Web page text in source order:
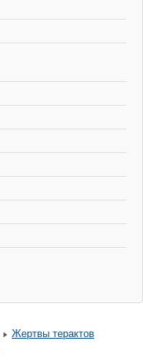
Жертвы терактов